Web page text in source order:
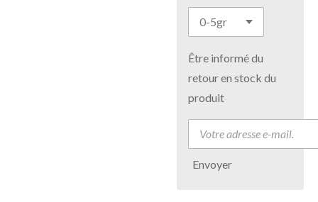
Être informé du
retour en stock du
produit
Envoyer